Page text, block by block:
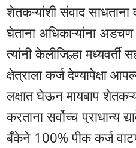
शेतकऱ्यांशी संवाद
घेताना अधिकाऱ्यांना
त्यांनी केलीजिल्हा
क्षेत्राला कर्ज देण्यापेक्षा
लक्षात घेऊन मायबाप
करताना सर्वोच्च प्राधान्य
बँकेने 100% पीक कर्ज